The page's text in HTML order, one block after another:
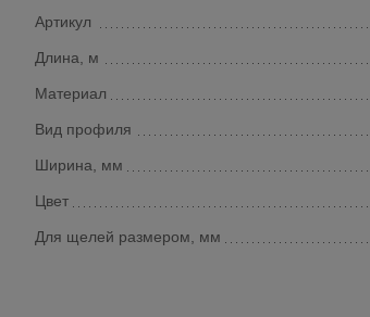
Артикул
Длина, м
Материал
Вид профиля
Ширина, мм
Цвет
Для щелей размером, мм